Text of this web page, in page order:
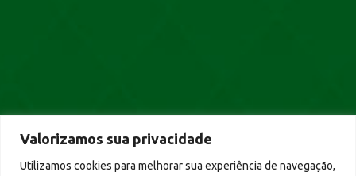
Valorizamos sua privacidade
Utilizamos cookies para melhorar sua experiência de navegação,
NEWSLETTER
Cadastre-se e fique bem informado.